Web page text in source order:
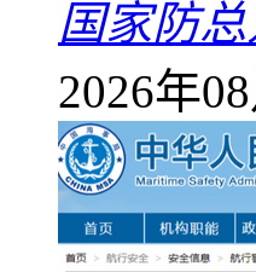
国家防
2026年